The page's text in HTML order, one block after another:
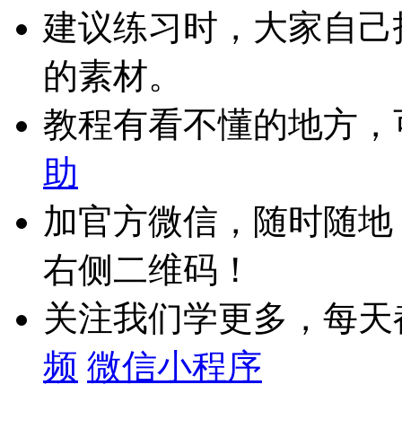
建议练习时，大家自
的素材。
教程有看不懂的地方
助
加官方微信，随时随
右侧二维码！
关注我们学更多，每
频 微信小程序